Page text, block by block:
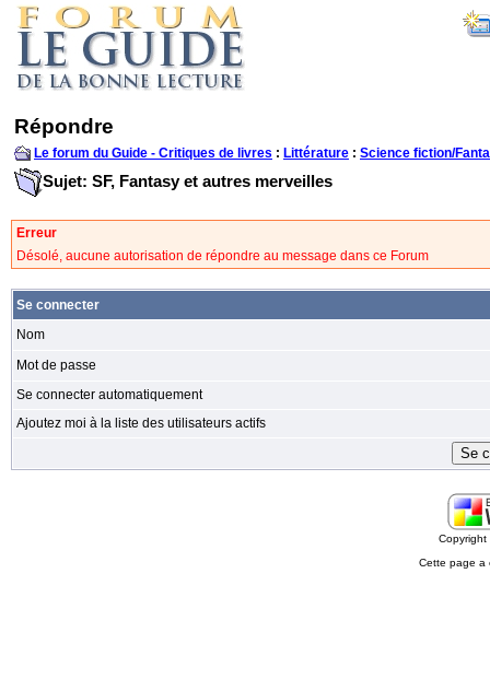
Répondre
Le forum du Guide - Critiques de livres : Littérature : Science fiction/
Sujet: SF, Fantasy et autres merveilles
Erreur
Désolé, aucune autorisation de répondre au message dans ce Forum
Se connecter
Nom
Mot de passe
Se connecter automatiquement
Ajoutez moi à la liste des utilisateurs actifs
Cette page a